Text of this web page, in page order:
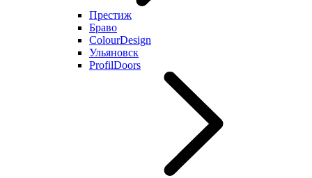
Престиж
Браво
ColourDesign
Ульяновск
ProfilDoors